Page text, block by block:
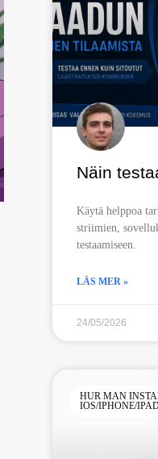
Näin
Käytä helppoa
striimien,
testaamiseen.
LÄS MER »
24/05/2026
HUR MAN
IOS/IPHONE/